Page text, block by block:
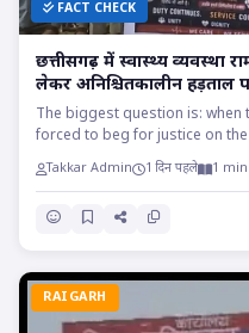
FACT CHECK
छत्तीसगढ़ में स्वास्थ्य व्यवस्था
लेकर अनिश्चितकालीन हड़ताल
सांसों पर संकट!!
The biggest question is: when
forced to beg for justice on the
Takkar Admin 1 दिन पहले 1 min
RAIGARH